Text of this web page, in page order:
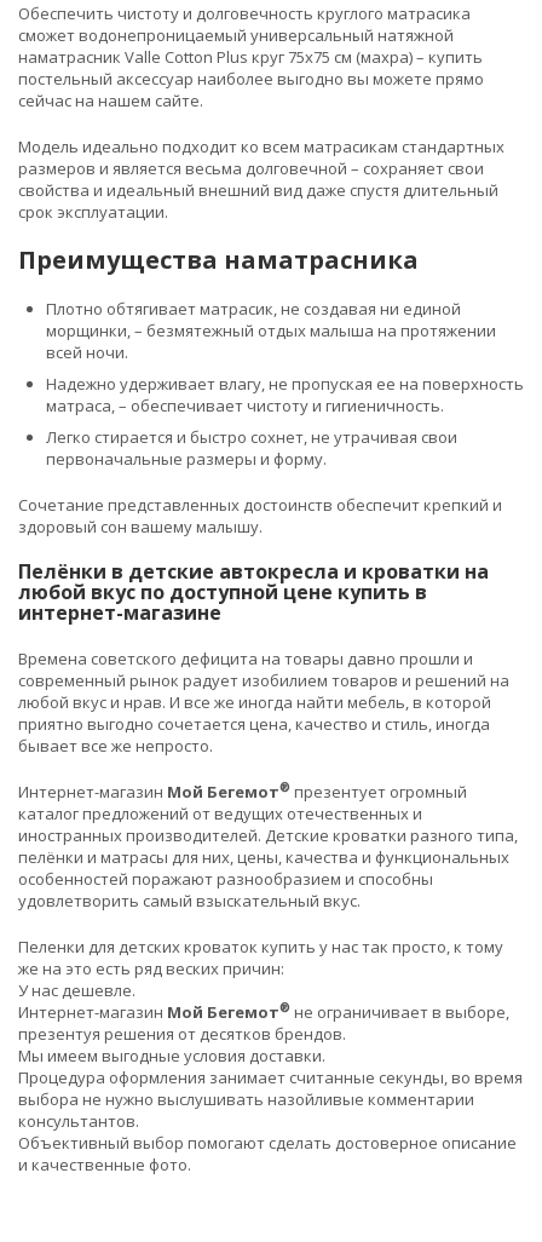
Обеспечить чистоту и долговечность круглого матрасика
сможет водонепроницаемый универсальный натяжной
наматрасник Valle Cotton Plus круг 75х75 см (махра) – купить
постельный аксессуар наиболее выгодно вы можете прямо
сейчас на нашем сайте.
Модель идеально подходит ко всем матрасикам стандартных
размеров и является весьма долговечной – сохраняет свои
свойства и идеальный внешний вид даже спустя длительный
срок эксплуатации.
Преимущества наматрасника
Плотно обтягивает матрасик, не создавая ни единой
морщинки, – безмятежный отдых малыша на протяжении
всей ночи.
Надежно удерживает влагу, не пропуская ее на поверхность
матраса, – обеспечивает чистоту и гигиеничность.
Легко стирается и быстро сохнет, не утрачивая свои
первоначальные размеры и форму.
Сочетание представленных достоинств обеспечит крепкий и
здоровый сон вашему малышу.
Пелёнки в детские автокресла и кроватки на
любой вкус по доступной цене купить в
интернет-магазине
Времена советского дефицита на товары давно прошли и
современный рынок радует изобилием товаров и решений на
любой вкус и нрав. И все же иногда найти мебель, в которой
приятно выгодно сочетается цена, качество и стиль, иногда
бывает все же непросто.
Интернет-магазин Мой Бегемот® презентует огромный
каталог предложений от ведущих отечественных и
иностранных производителей. Детские кроватки разного типа,
пелёнки и матрасы для них, цены, качества и функциональных
особенностей поражают разнообразием и способны
удовлетворить самый взыскательный вкус.
Пеленки для детских кроваток купить у нас так просто, к тому
же на это есть ряд веских причин:
У нас дешевле.
Интернет-магазин Мой Бегемот® не ограничивает в выборе,
презентуя решения от десятков брендов.
Мы имеем выгодные условия доставки.
Процедура оформления занимает считанные секунды, во время
выбора не нужно выслушивать назойливые комментарии
консультантов.
Объективный выбор помогают сделать достоверное описание
и качественные фото.